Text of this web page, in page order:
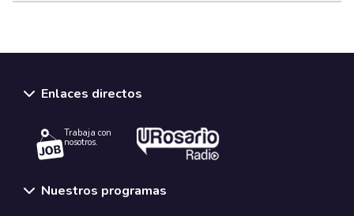
Enlaces directos
Trabaja con
nosotros.
Nuestros programas